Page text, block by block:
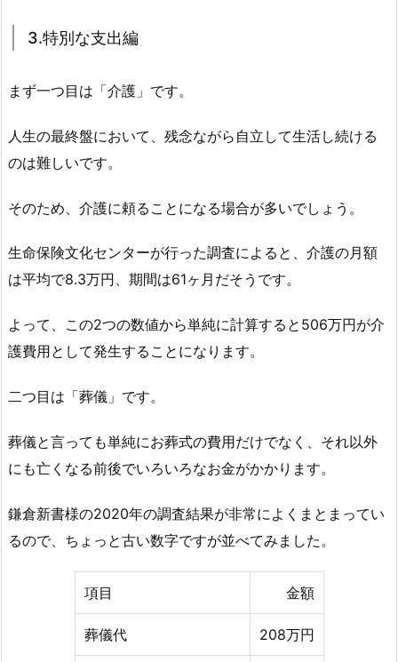
3.特別な支出編
まず一つ目は「介護」です。
人生の最終盤において、残念ながら自立して生活し続ける
のは難しいです。
そのため、介護に頼ることになる場合が多いでしょう。
生命保険文化センターが行った調査によると、介護の月額
は平均で8.3万円、期間は61ヶ月だそうです。
よって、この2つの数値から単純に計算すると506万円が介
護費用として発生することになります。
二つ目は「葬儀」です。
葬儀と言っても単純にお葬式の費用だけでなく、それ以外
にも亡くなる前後でいろいろなお金がかかります。
鎌倉新書様の2020年の調査結果が非常によくまとまってい
るので、ちょっと古い数字ですが並べてみました。
項目 金額
葬儀代 208万円